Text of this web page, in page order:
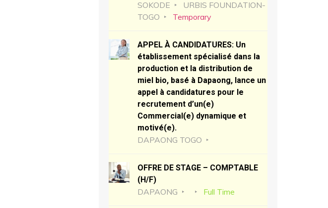
SOKODE
URBIS FOUNDATION-
TOGO
Temporary
APPEL À CANDIDATURES: Un
établissement spécialisé dans la
production et la distribution de
miel bio, basé à Dapaong, lance un
appel à candidatures pour le
recrutement d’un(e)
Commercial(e) dynamique et
motivé(e).
DAPAONG TOGO
OFFRE DE STAGE – COMPTABLE
(H/F)
DAPAONG Full Time